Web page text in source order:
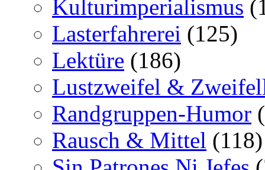
Kulturimperialismus
Lasterfahrerei (125)
Lektüre (186)
Lustzweifel &
Randgruppen-Humor
Rausch & Mittel (118)